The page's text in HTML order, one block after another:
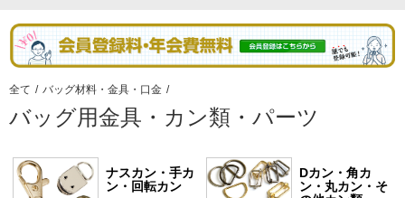
全て / バッグ材料・金具・口金 /
バッグ用金具・カン類・パーツ
ナスカン・手カ
ン・回転カン
Dカン・角カ
ン・丸カン・そ